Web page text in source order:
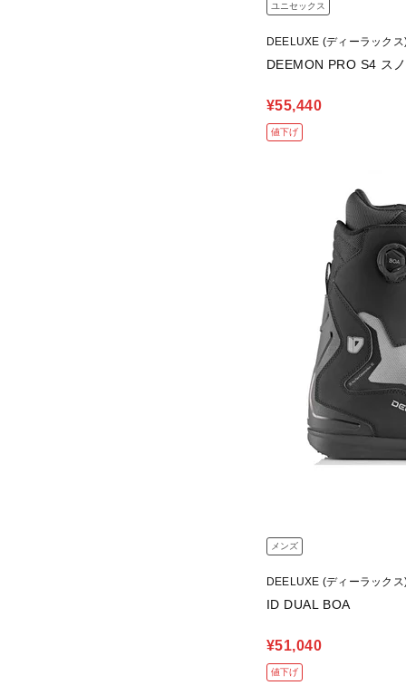
ユニセックス
DEELUXE (ディーラックス
DEEMON PRO S4 ス
¥55,440
値下げ
メンズ
DEELUXE (ディーラックス
ID DUAL BOA
¥51,040
値下げ